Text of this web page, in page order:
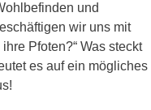
und
wir uns mit
Pfoten?“ Was steckt
es auf ein mögliches